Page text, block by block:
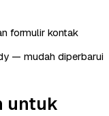
formulir kontak
— mudah diperbarui
untuk